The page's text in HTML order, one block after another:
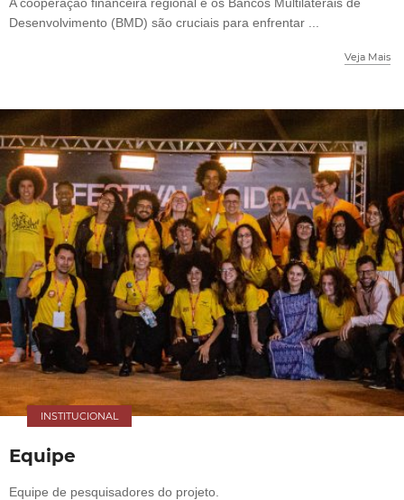
Desenvolvimento (BMD) são cruciais para enfrentar ...
Veja Mais
INSTITUCIONAL
Equipe
Equipe de pesquisadores do projeto.